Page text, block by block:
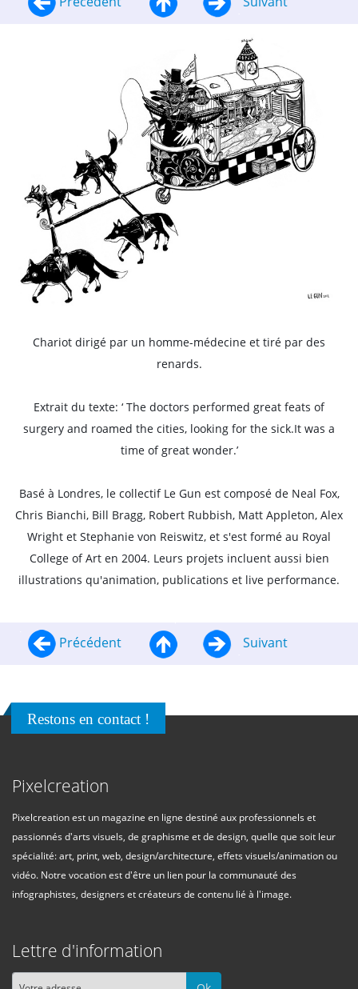
Chariot dirigé par un homme-médecine et tiré par des
renards.
Extrait du texte: ‘ The doctors performed great feats of
surgery and roamed the cities, looking for the sick.It was a
time of great wonder.’
Basé à Londres, le collectif Le Gun est composé de Neal Fox,
Chris Bianchi, Bill Bragg, Robert Rubbish, Matt Appleton, Alex
Wright et Stephanie von Reiswitz, et s'est formé au Royal
College of Art en 2004. Leurs projets incluent aussi bien
illustrations qu'animation, publications et live performance.
Précédent Suivant
Restons en contact !
Pixelcreation
Pixelcreation est un magazine en ligne destiné aux professionnels et
passionnés d'arts visuels, de graphisme et de design, quelle que soit leur
spécialité: art, print, web, design/architecture, effets visuels/animation ou
vidéo. Notre vocation est d'être un lien pour la communauté des
infographistes, designers et créateurs de contenu lié à l'image.
Lettre d'information